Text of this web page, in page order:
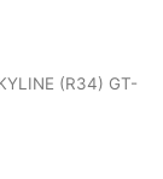
(R34) GT-